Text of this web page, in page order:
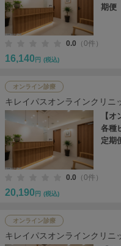
期便
0.0 （0件）
16,140 円 (税込)
オンライン診療
キレイパスオンラインクリニ
【
各種
定期
0.0 （0件）
20,190 円 (税込)
オンライン診療
キレイパスオンラインクリニ